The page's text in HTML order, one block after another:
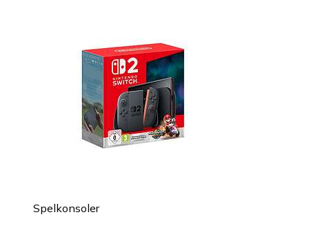
Spelkonsoler